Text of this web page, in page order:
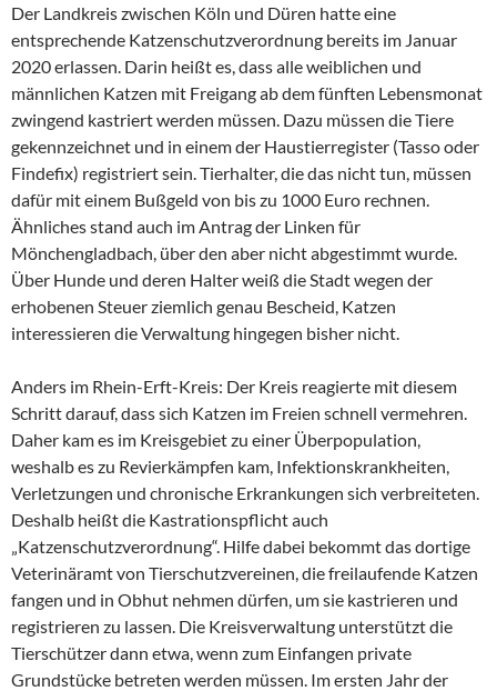
Der Landkreis zwischen Köln und Düren hatte eine
entsprechende Katzenschutzverordnung bereits im Januar
2020 erlassen. Darin heißt es, dass alle weiblichen und
männlichen Katzen mit Freigang ab dem fünften Lebensmonat
zwingend kastriert werden müssen. Dazu müssen die Tiere
gekennzeichnet und in einem der Haustierregister (Tasso oder
Findefix) registriert sein. Tierhalter, die das nicht tun, müssen
dafür mit einem Bußgeld von bis zu 1000 Euro rechnen.
Ähnliches stand auch im Antrag der Linken für
Mönchengladbach, über den aber nicht abgestimmt wurde.
Über Hunde und deren Halter weiß die Stadt wegen der
erhobenen Steuer ziemlich genau Bescheid, Katzen
interessieren die Verwaltung hingegen bisher nicht.
Anders im Rhein-Erft-Kreis: Der Kreis reagierte mit diesem
Schritt darauf, dass sich Katzen im Freien schnell vermehren.
Daher kam es im Kreisgebiet zu einer Überpopulation,
weshalb es zu Revierkämpfen kam, Infektionskrankheiten,
Verletzungen und chronische Erkrankungen sich verbreiteten.
Deshalb heißt die Kastrationspflicht auch
„Katzenschutzverordnung“. Hilfe dabei bekommt das dortige
Veterinäramt von Tierschutzvereinen, die freilaufende Katzen
fangen und in Obhut nehmen dürfen, um sie kastrieren und
registrieren zu lassen. Die Kreisverwaltung unterstützt die
Tierschützer dann etwa, wenn zum Einfangen private
Grundstücke betreten werden müssen. Im ersten Jahr der